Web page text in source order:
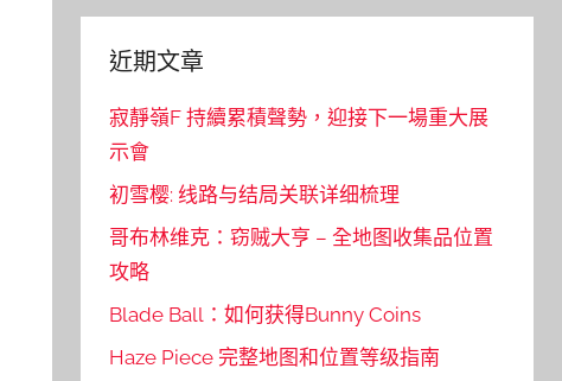
近期文章
寂靜嶺F 持續累積聲勢，迎接下一場重大展
示會
初雪樱: 线路与结局关联详细梳理
哥布林维克：窃贼大亨 – 全地图收集品位置
攻略
Blade Ball：如何获得Bunny Coins
Haze Piece 完整地图和位置等级指南